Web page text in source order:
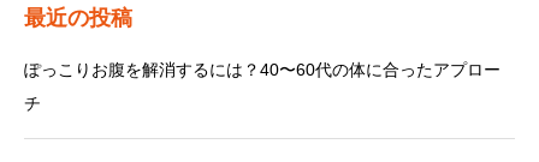
最近の投稿
ぽっこりお腹を解消するには？40〜60代の体に合ったアプロー
チ